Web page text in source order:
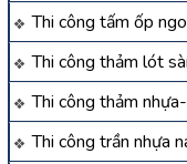
Thi công tấm ốp
Thi công thảm lót
Thi công thảm
Thi công trần nhựa